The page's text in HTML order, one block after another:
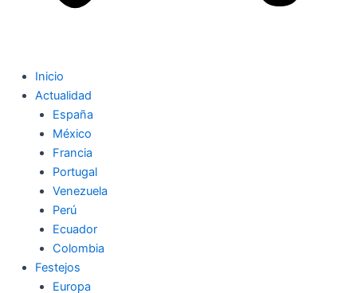
Inicio
Actualidad
España
México
Francia
Portugal
Venezuela
Perú
Ecuador
Colombia
Festejos
Europa